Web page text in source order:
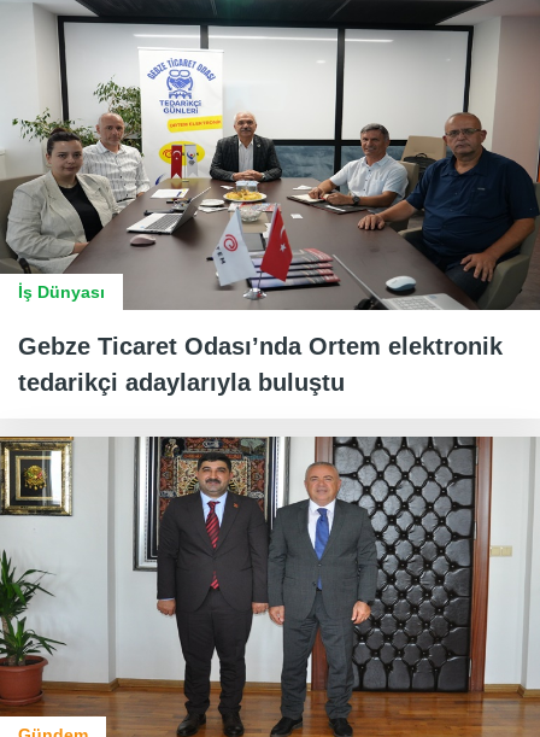
İş Dünyası
Gebze Ticaret Odası’nda Ortem elektronik
tedarikçi adaylarıyla buluştu